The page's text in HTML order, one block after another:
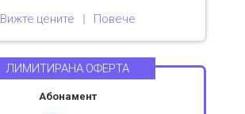
Вижте цените Повече
ЛИМИТИРАНА ОФЕРТА
Абонамент